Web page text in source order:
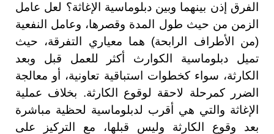
الفرق إذن بينهما وبين دبلوماسية الإغاثة؟ لعل عامل
الزمن من حيث طول المدة وقصرها، وعامل النفعية
(من الأطراف الرابحة) هما معياري التفرقة، حيث
تميل دبلوماسية الكوارث أكثر للعمل قبل وبعد
الكارثة، سواء كخطوات استباقية تعاونية، أو معالجة
الضرر كمرحلة لاحقة لوقوع الكارثة. بخلاف عملية
الإغاثة والتي هي أقرب لدبلوماسية لحظية مباشرة
بعد وقوع الكارثة وليس قبلها، مع التركيز على